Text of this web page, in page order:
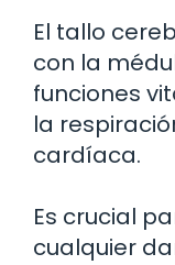
El tallo
con la
funciones
la
cardíaca.
Es crucial
cualquier